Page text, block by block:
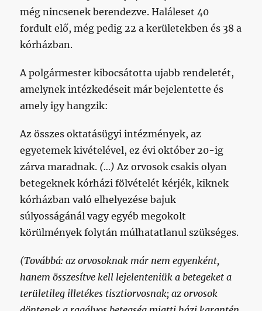
még nincsenek berendezve. Haláleset 40
fordult elő, még pedig 22 a kerületekben és 38 a
kórházban.
A polgármester kibocsátotta ujabb rendeletét,
amelynek intézkedéseit már bejelentette és
amely igy hangzik:
Az összes oktatásügyi intézmények, az
egyetemek kivételével, ez évi október 20-ig
zárva maradnak. (…) Az orvosok csakis olyan
betegeknek kórházi fölvételét kérjék, kiknek
kórházban való elhelyezése bajuk
súlyosságánál vagy egyéb megokolt
körülmények folytán múlhatatlanul szükséges.
(Továbbá: az orvosoknak már nem egyenként,
hanem összesítve kell lejelenteniük a betegeket a
területileg illetékes tisztiorvosnak; az orvosok